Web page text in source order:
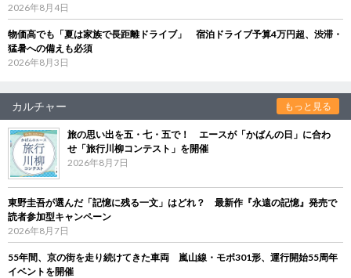
2026年8月4日
物価高でも「夏は家族で長距離ドライブ」 宿泊ドライブ予算4万円超、渋滞・
猛暑への備えも必須
2026年8月3日
カルチャー もっと見る
旅の思い出を五・七・五で！ エースが「かばんの日」に合わ
せ「旅行川柳コンテスト」を開催
2026年8月7日
東野圭吾が選んだ「記憶に残る一文」はどれ？ 最新作『永遠の記憶』発売で
読者参加型キャンペーン
2026年8月7日
55年間、京の街を走り続けてきた車両 嵐山線・モボ301形、運行開始55周年
イベントを開催